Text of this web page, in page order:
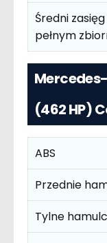
Średni zasięg
pełnym
(462 HP)
ABS
Przednie
Tylne